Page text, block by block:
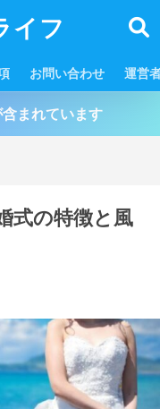
イフ
お問い合わせ 運営
まれています
式の特徴と風